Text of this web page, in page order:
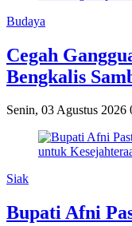
Budaya
Cegah
Bengkalis
Senin, 03 Agustus 2026
Siak
Bupati Afni